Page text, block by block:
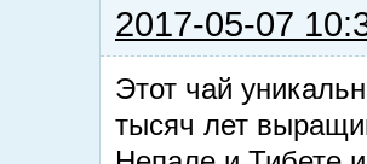
2017-05-07
Этот чай
тысяч лет